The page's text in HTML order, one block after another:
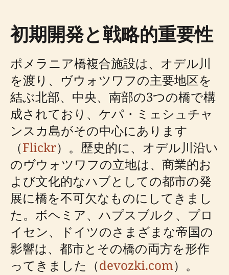
初期開発と戦略的重要性
ポメラニア橋複合施設は、オデル川
を渡り、ヴウォツワフの主要地区を
結ぶ北部、中央、南部の3つの橋で構
成されており、ケパ・ミェシュチャ
ンスカ島がその中心にあります
（Flickr）。歴史的に、オデル川沿い
のヴウォツワフの立地は、商業的お
よび文化的なハブとしての都市の発
展に橋を不可欠なものにしてきまし
た。ボヘミア、ハプスブルク、プロ
イセン、ドイツのさまざまな帝国の
影響は、都市とその橋の両方を形作
ってきました（devozki.com）。